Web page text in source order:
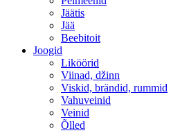
Jäätis
Jää
Beebitoit
Joogid
Liköörid
Viinad, džinn
Viskid, brändid, rummid
Vahuveinid
Veinid
Õlled